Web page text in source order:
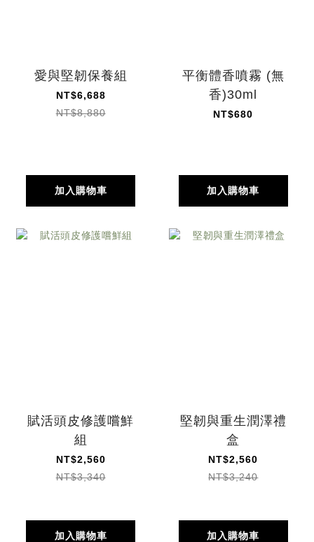
愛與堅韌保養組
NT$6,688
NT$8,880
加入購物車
平衡體香噴霧 (無
香)30ml
NT$680
加入購物車
賦活頭皮修護嚐鮮
組
NT$2,560
NT$3,340
加入購物車
堅韌與重生潤澤禮
盒
NT$2,560
NT$3,240
加入購物車